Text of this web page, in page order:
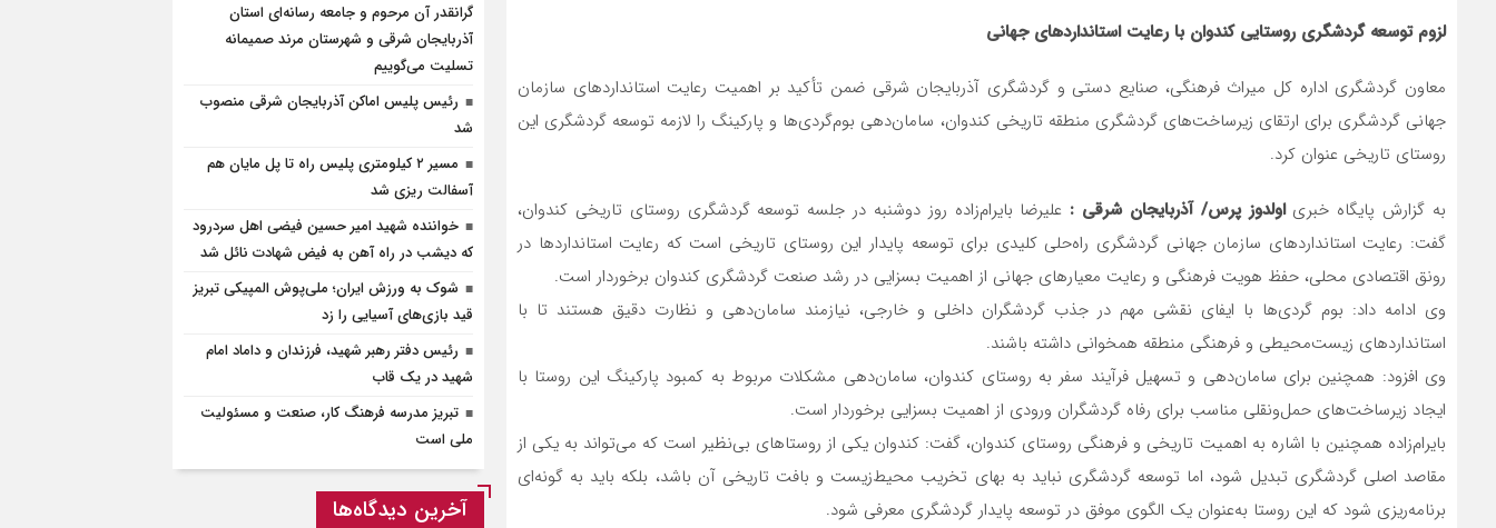
لزوم توسعه گردشگری روستایی کندوان با رعایت استانداردهای جهانی
معاون گردشگری اداره کل میراث فرهنگی، صنایع دستی و گردشگری آذربایجان‌ شرقی ضمن تأکید بر اهمیت رعایت استانداردهای سازمان
جهانی گردشگری برای ارتقای زیرساخت‌های گردشگری منطقه تاریخی کندوان، سامان‌دهی بوم‌گردی‌ها و پارکینگ را لازمه توسعه گردشگری این
روستای تاریخی عنوان کرد.
به گزارش پایگاه خبری اولدوز پرس/ آذربایجان شرقی : علیرضا بایرام‌زاده روز دوشنبه در جلسه‌ توسعه گردشگری روستای تاریخی کندوان،
گفت: رعایت استانداردهای سازمان جهانی گردشگری راه‌حلی کلیدی برای توسعه پایدار این روستای تاریخی‌ است که رعایت استانداردها در
رونق اقتصادی محلی، حفظ هویت فرهنگی و رعایت معیارهای جهانی از اهمیت بسزایی در رشد صنعت گردشگری کندوان برخوردار است.
وی ادامه داد: بوم‌ گردی‌ها با ایفای نقشی مهم در جذب گردشگران داخلی و خارجی، نیازمند سامان‌دهی و نظارت دقیق هستند تا با
استانداردهای زیست‌محیطی و فرهنگی منطقه همخوانی داشته باشند.
وی افزود: همچنین برای سامان‌دهی و تسهیل فرآیند سفر به روستای کندوان، سامان‌دهی مشکلات مربوط به کمبود پارکینگ این روستا با
ایجاد زیرساخت‌های حمل‌ونقلی مناسب برای رفاه گردشگران ورودی از اهمیت بسزایی برخوردار است.
بایرام‌زاده همچنین با اشاره به اهمیت تاریخی و فرهنگی روستای کندوان، گفت: کندوان یکی از روستاهای بی‌نظیر است که می‌تواند به یکی از
مقاصد اصلی گردشگری تبدیل شود، اما توسعه گردشگری نباید به بهای تخریب محیط‌زیست و بافت تاریخی آن باشد، بلکه باید به گونه‌ای
برنامه‌ریزی شود که این روستا به‌عنوان یک الگوی موفق در توسعه پایدار گردشگری معرفی شود.
گرانقدر آن مرحوم و جامعه رسانه‌ای استان
آذربایجان شرقی و شهرستان مرند صمیمانه
تسلیت می‌گوییم
رئیس پلیس اماکن آذربایجان شرقی منصوب
شد
مسیر ۲ کیلومتری پلیس راه تا پل مایان هم
آسفالت ریزی شد
خواننده شهید امیر حسین فیضی اهل سردرود
که دیشب در راه آهن به فیض شهادت نائل شد
شوک به ورزش ایران؛ ملی‌پوش المپیکی تبریز
قید بازی‌های آسیایی را زد
رئیس دفتر رهبر شهید، فرزندان و داماد امام
شهید در یک قاب
تبریز مدرسه فرهنگ کار، صنعت و مسئولیت
ملی است
آخرین دیدگاه‌ها